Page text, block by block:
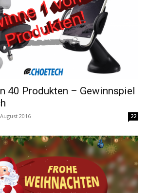
40 Produkten – Gewinnspiel
2016 22